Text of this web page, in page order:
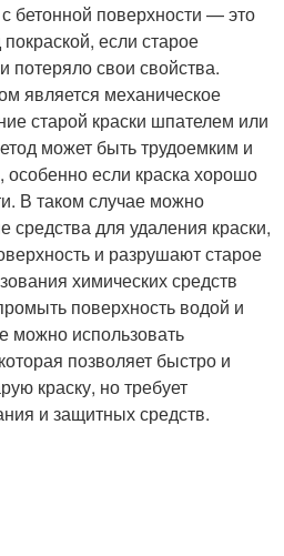
бетонной поверхности — это
если старое
потеряло свои свойства.
является механическое
старой краски шпателем или
может быть трудоемким и
если краска хорошо
В таком случае можно
средства для удаления краски,
и разрушают старое
химических средств
поверхность водой и
можно использовать
позволяет быстро и
краску, но требует
и защитных средств.